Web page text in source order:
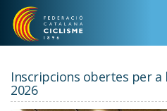
Vés al contingut
Inscripcions obertes per a
2026